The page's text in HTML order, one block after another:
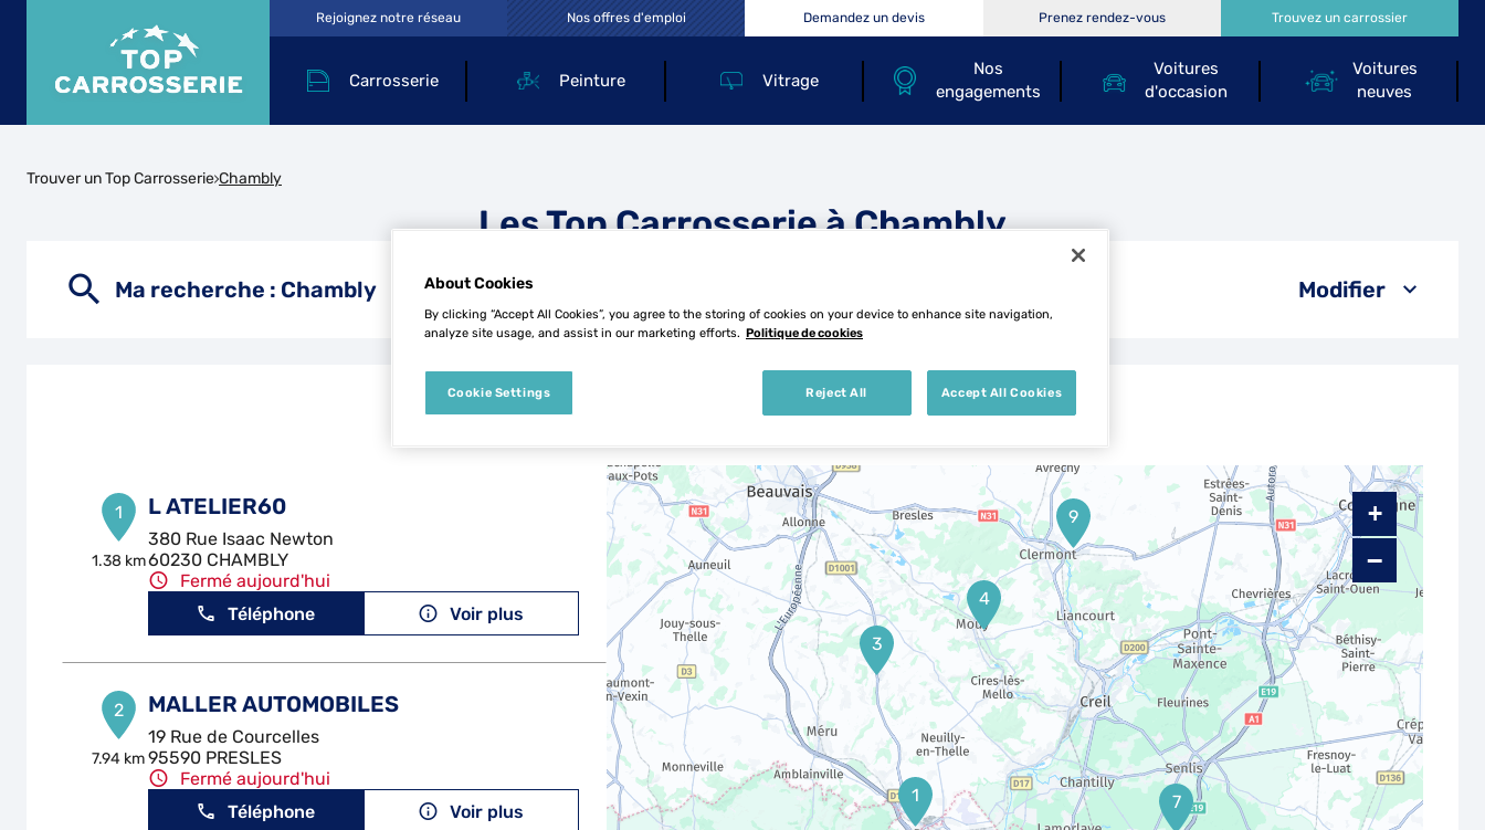
Carrosserie Peinture Vitrage
Nos
engagements
Voitures
d'occasion
Voitures
neuves
Rejoignez notre réseau Nos offres d'emploi Demandez un devis Prenez rendez-vous Trouvez un carrossier
Trouver un Top Carrosserie Chambly
Les Top Carrosserie à Chambly
Ma recherche : Chambly Modifier
10 Top Carrosserie à Chambly
1
1.38 km
L ATELIER60
380 Rue Isaac Newton
60230 CHAMBLY
Fermé aujourd'hui
Téléphone
Voir plus
2
7.94 km
MALLER AUTOMOBILES
19 Rue de Courcelles
95590 PRESLES
Fermé aujourd'hui
Téléphone
Voir plus 7
9
4
3
1
+
−
About Cookies
By clicking “Accept All Cookies”, you agree to the storing of cookies on your device to enhance site navigation,
analyze site usage, and assist in our marketing efforts. Politique de cookies
Reject All Accept All Cookies
Cookie Settings